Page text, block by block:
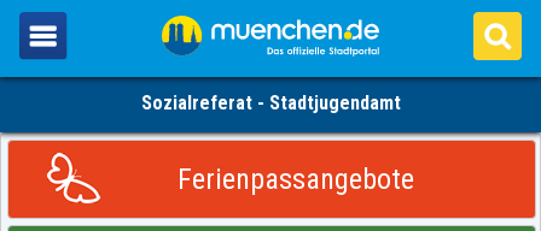
Sozialreferat - Stadtjugendamt
Ferienpassangebote